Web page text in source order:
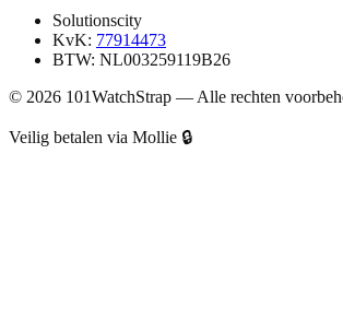
Solutionscity
KvK: 77914473
BTW: NL003259119B26
© 2026 101WatchStrap — Alle rechten
Veilig betalen via Mollie 🔒